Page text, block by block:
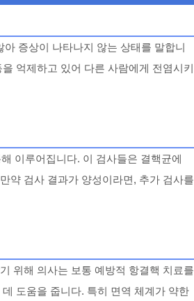
증상이 나타나지 않는 상태를 말합니
억제하고 있어 다른 사람에게 전염시키
이루어집니다. 이 검사들은 결핵균에
약 검사 결과가 양성이라면, 추가 검사를
위해 의사는 보통 예방적 항결핵 치료를
도움을 줍니다. 특히 면역 체계가 약한